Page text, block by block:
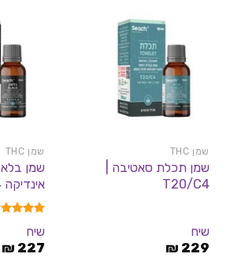
שמן THC
שמן תכלת סאטיבה |
T20/C4
שיח
229
₪
שמן THC
אינדיקה T20/C4
מתוך 5
שיח
227
₪